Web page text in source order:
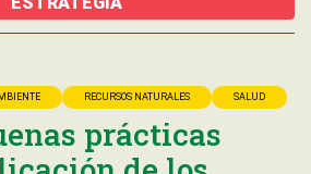
RECURSOS NATURALES SALUD
prácticas